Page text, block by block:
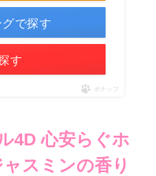
で探す
す
ポチップ
4D 心安らぐホ
スミンの香り